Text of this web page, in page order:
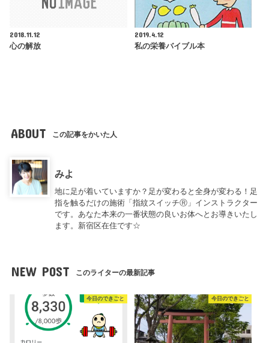
2018.11.12
心の解放
2019.4.12
私の栄養バイブル本
ABOUT この記事をかいた人
みよ
地に足が着いていますか？足が変わると全身が変わる！足
指を触るだけの施術「指紋スイッチⓇ」インストラクター
です。あなた本来の一番状態の良いお体へとお導きいたし
ます。新宿区在住です☆
NEW POST このライターの最新記事
今日のできごと 今日のできごと